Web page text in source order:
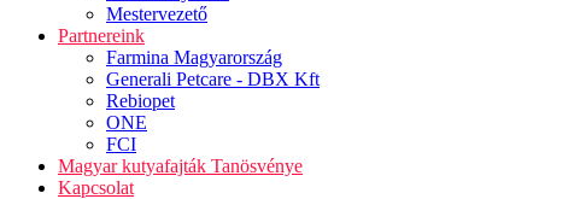
Mestervezető
Partnereink
Farmina Magyarország
Generali Petcare - DBX Kft
Rebiopet
ONE
FCI
Magyar kutyafajták Tanösvénye
Kapcsolat